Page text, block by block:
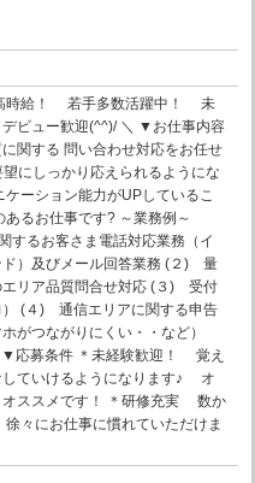
時給！ 若手多数活躍中！ 未
ビュー歓迎(^^)/ ＼ ▼お仕事内容
関する 問い合わせ対応をお任せ
にしっかり応えられるようにな
ーション能力がUPしているこ
るお仕事です? ～業務例～
るお客さま電話対応業務（イ
ド）及びメール回答業務 (２) 量
エリア品質問合せ対応 (３) 受付
） (４) 通信エリアに関する申告
がつながりにくい・・など）
応募条件 ＊未経験歓迎！ 覚え
していけるようになります♪ オ
オススメです！ ＊研修充実 数か
々にお仕事に慣れていただけま